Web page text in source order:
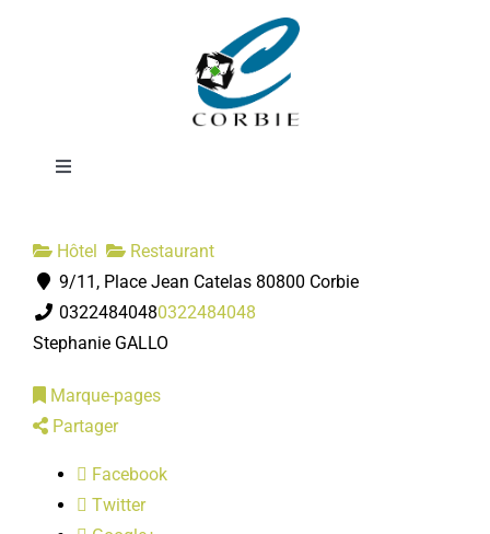
Toggle
DÉMARCHES ADMINISTRATIVES
PRATIQUE
LOISIRS
Hôtel restaurant
L'Abbatiale
Hôtel
Restaurant
9/11, Place Jean Catelas 80800 Corbie
03224840480322484048
Stephanie GALLO
Marque-pages
Partager
Facebook
Twitter